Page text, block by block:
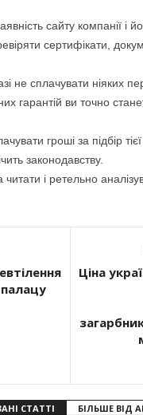
сайту компанії і
сертифікати,
не сплачувати ніяких
гарантій ви точно
гроші за підбір тієї
законодавству.
і ретельно
палацу
Ціна
СТАТТІ БІЛЬШЕ ВІД